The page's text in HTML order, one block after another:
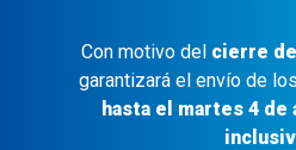
Con motivo del cierre
garantizará el envío de
hasta el martes 4 de